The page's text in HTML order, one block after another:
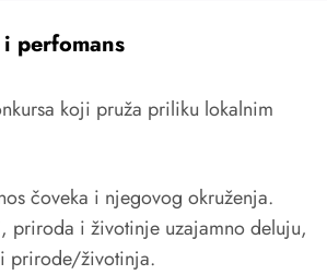
perfomans
koji pruža priliku lokalnim
čoveka i njegovog okruženja.
priroda i životinje uzajamno deluju,
prirode/životinja.